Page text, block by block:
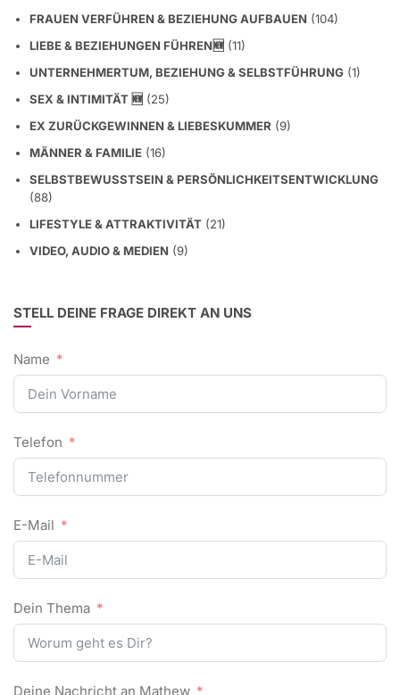
FRAUEN VERFÜHREN & BEZIEHUNG AUFBAUEN (104)
LIEBE & BEZIEHUNGEN FÜHREN🆕 (11)
UNTERNEHMERTUM, BEZIEHUNG & SELBSTFÜHRUNG (1)
SEX & INTIMITÄT 🆕 (25)
EX ZURÜCKGEWINNEN & LIEBESKUMMER (9)
MÄNNER & FAMILIE (16)
SELBSTBEWUSSTSEIN & PERSÖNLICHKEITSENTWICKLUNG
(88)
LIFESTYLE & ATTRAKTIVITÄT (21)
VIDEO, AUDIO & MEDIEN (9)
STELL DEINE FRAGE DIREKT AN UNS
Name
Telefon
E-Mail
Dein Thema
Deine Nachricht an Mathew